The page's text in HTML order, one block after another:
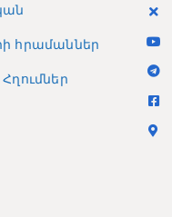
հրամաններ